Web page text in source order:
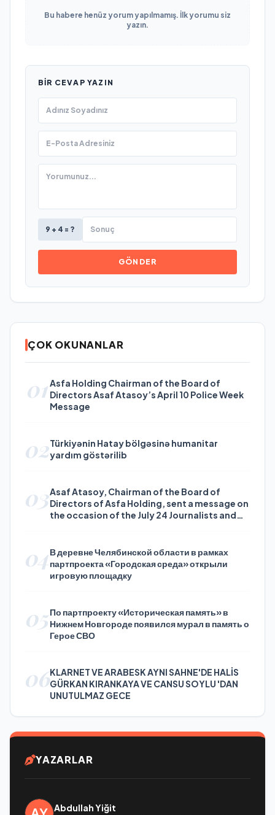
Bu habere henüz yorum yapılmamış. İlk yorumu siz
yazın.
BIR CEVAP YAZIN
9 + 4 = ?
GÖNDER
ÇOK OKUNANLAR
01Asfa Holding Chairman of the Board of
Directors Asaf Atasoy’s April 10 Police Week
Message
02Türkiyənin Hatay bölgəsinə humanitar
yardım göstərilib
03Asaf Atasoy, Chairman of the Board of
Directors of Asfa Holding, sent a message on
the occasion of the July 24 Journalists and
04В деревне Челябинской области в рамках
партпроекта «Городская среда» открыли
игровую площадку
05По партпроекту «Историческая память» в
Нижнем Новгороде появился мурал в память о
Герое СВО
06KLARNET VE ARABESK AYNI SAHNE'DE HALİS
GÜRKAN KIRANKAYA VE CANSU SOYLU 'DAN
UNUTULMAZ GECE
YAZARLAR
Abdullah Yiğit